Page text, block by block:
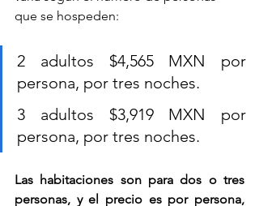
que se hospeden:
2 adultos $4,565 MXN por
persona, por tres noches.
3 adultos $3,919 MXN por
persona, por tres noches.
Las habitaciones son para dos o tres
personas, y el precio es por persona,